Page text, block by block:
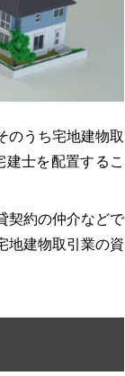
のうち宅地建物取
士を配置するこ
契約の仲介などで
地建物取引業の資